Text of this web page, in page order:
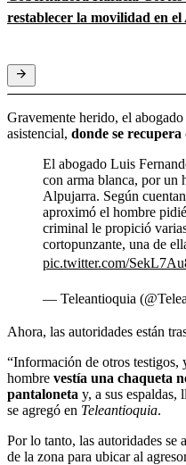
restablecer la movilidad en
Gravemente herido, el
asistencial, donde se recupera
El abogado Luis
con arma blanca, por un
Alpujarra. Según
aproximó el hombre
criminal le propició
cortopunzante, una de
pic.twitter.com/
— Teleantioquia
Ahora, las autoridades están
“Información de otros testigos,
hombre vestía una chaqueta
pantaloneta y, a sus espaldas,
se agregó en Teleantioquia.
Por lo tanto, las autoridades se
de la zona para ubicar al